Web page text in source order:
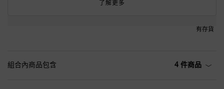
了解更多
有存貨
組合內商品包含 4 件商品